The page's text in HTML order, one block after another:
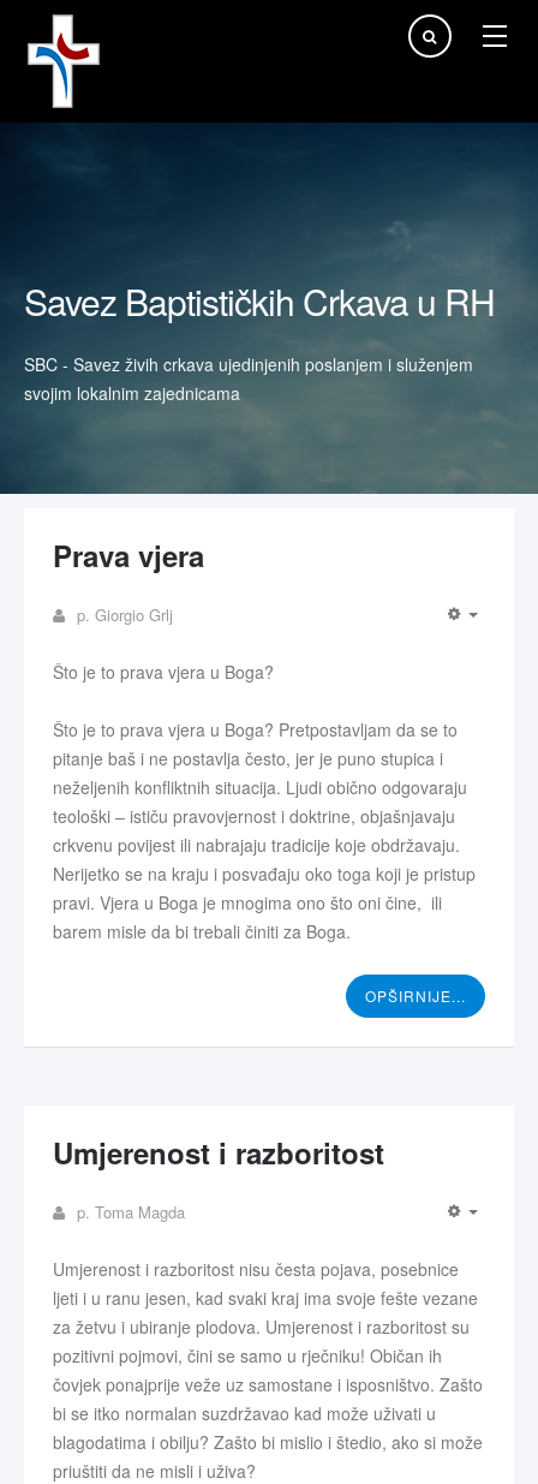
Traži...
Savez Baptističkih Crkava u RH
SBC - Savez živih crkava ujedinjenih poslanjem i služenjem
svojim lokalnim zajednicama
Prava vjera
p. Giorgio Grlj
Što je to prava vjera u Boga?
Što je to prava vjera u Boga? Pretpostavljam da se to
pitanje baš i ne postavlja često, jer je puno stupica i
neželjenih konfliktnih situacija. Ljudi obično odgovaraju
teološki – ističu pravovjernost i doktrine, objašnjavaju
crkvenu povijest ili nabrajaju tradicije koje obdržavaju.
Nerijetko se na kraju i posvađaju oko toga koji je pristup
pravi. Vjera u Boga je mnogima ono što oni čine, ili
barem misle da bi trebali činiti za Boga.
OPŠIRNIJE...
Umjerenost i razboritost
p. Toma Magda
Umjerenost i razboritost nisu česta pojava, posebnice
ljeti i u ranu jesen, kad svaki kraj ima svoje fešte vezane
za žetvu i ubiranje plodova. Umjerenost i razboritost su
pozitivni pojmovi, čini se samo u rječniku! Običan ih
čovjek ponajprije veže uz samostane i isposništvo. Zašto
bi se itko normalan suzdržavao kad može uživati u
blagodatima i obilju? Zašto bi mislio i štedio, ako si može
priuštiti da ne misli i uživa?